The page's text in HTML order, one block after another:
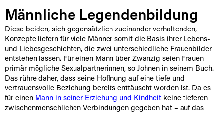
Männliche Legendenbildung
Diese beiden, sich gegensätzlich zueinander verhaltenden,
Konzepte liefern für viele Männer somit die Basis ihrer Lebens-
und Liebesgeschichten, die zwei unterschiedliche Frauenbilder
entstehen lassen. Für einen Mann über Zwanzig seien Frauen
primär mögliche Sexualpartnerinnen, so Johnen in seinem Buch.
Das rühre daher, dass seine Hoffnung auf eine tiefe und
vertrauensvolle Beziehung bereits enttäuscht worden ist. Da es
für einen Mann in seiner Erziehung und Kindheit keine tieferen
zwischenmenschlichen Verbindungen gegeben hat – auf das